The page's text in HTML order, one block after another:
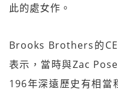
此的處女作。
Brooks Brothers的
表示，當時與Zac
196年深遠歷史有相當